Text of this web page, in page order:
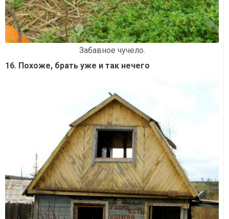
Забавное чучело.
16. Похоже, брать уже и так нечего